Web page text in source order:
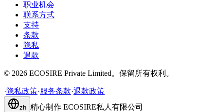
职业机会
联系方式
支持
条款
隐私
退款
© 2026 ECOSIRE Private Limited。保留所有权利。
·隐私政策·服务条款·退款政策
zh 精心制作 ECOSIRE私人有限公司